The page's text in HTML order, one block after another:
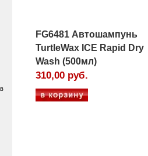
FG6481 Автошампунь
TurtleWax ICE Rapid Dry
Wash (500мл)
310,00 руб.